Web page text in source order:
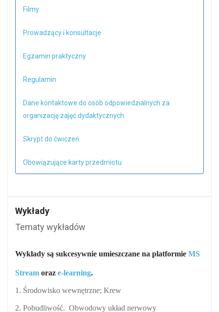
Filmy
Prowadzący i konsultacje
Egzamin praktyczny
Regulamin
Dane kontaktowe do osób odpowiedzialnych za
organizację zajęć dydaktycznych
Skrypt do ćwiczeń
Obowiązujące karty przedmiotu
Wykłady
Tematy wykładów
Wykłady są sukcesywnie umieszczane na platformie MS
Stream oraz e-learning.
1. Środowisko wewnętrzne; Krew
2. Pobudliwość. Obwodowy układ nerwowy